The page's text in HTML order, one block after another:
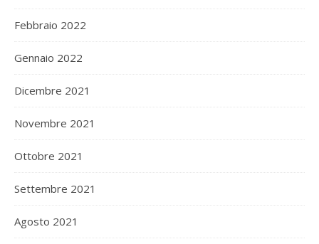
Febbraio 2022
Gennaio 2022
Dicembre 2021
Novembre 2021
Ottobre 2021
Settembre 2021
Agosto 2021